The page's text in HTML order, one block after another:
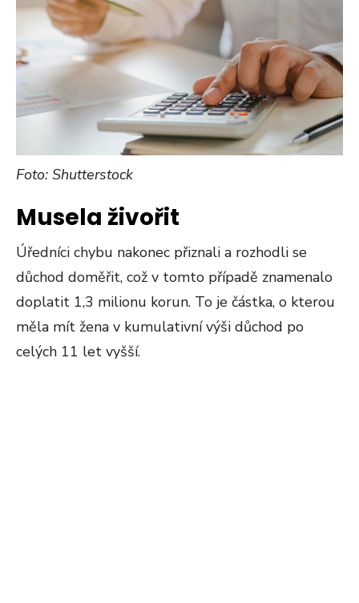
Foto: Shutterstock
Musela živořit
Úředníci chybu nakonec přiznali a rozhodli se
důchod doměřit, což v tomto případě znamenalo
doplatit 1,3 milionu korun. To je částka, o kterou
měla mít žena v kumulativní výši důchod po
celých 11 let vyšší.